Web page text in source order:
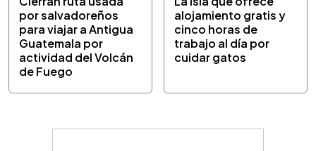
por salvadoreños
para viajar a Antigua
Guatemala por
actividad del Volcán
de Fuego
alojamiento gratis y
cinco horas de
trabajo al día por
cuidar gatos